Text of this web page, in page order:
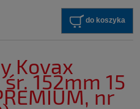
do koszyka
Kovax
152mm 15
nr